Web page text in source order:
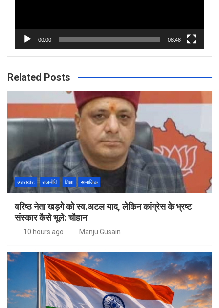
00:00 08:48
Related Posts
उत्तराखंड राजनीति शिक्षा सामाजिक
वरिष्ठ नेता खड़गे को स्व.अटल याद, लेकिन कांग्रेस के भ्रष्ट
संस्कार कैसे भूले: चौहान
10 hours ago Manju Gusain